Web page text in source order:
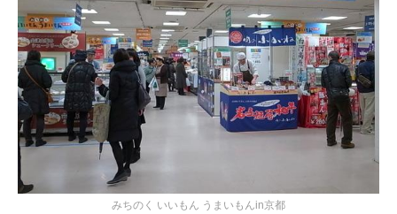
みちのく いいもん うまいもんin京都